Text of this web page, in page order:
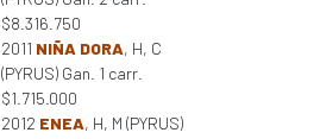
$8.316.750
2011 NIÑA DORA, H, C
(PYRUS) Gan. 1 carr.
$1.715.000
2012 ENEA, H, M (PYRUS)